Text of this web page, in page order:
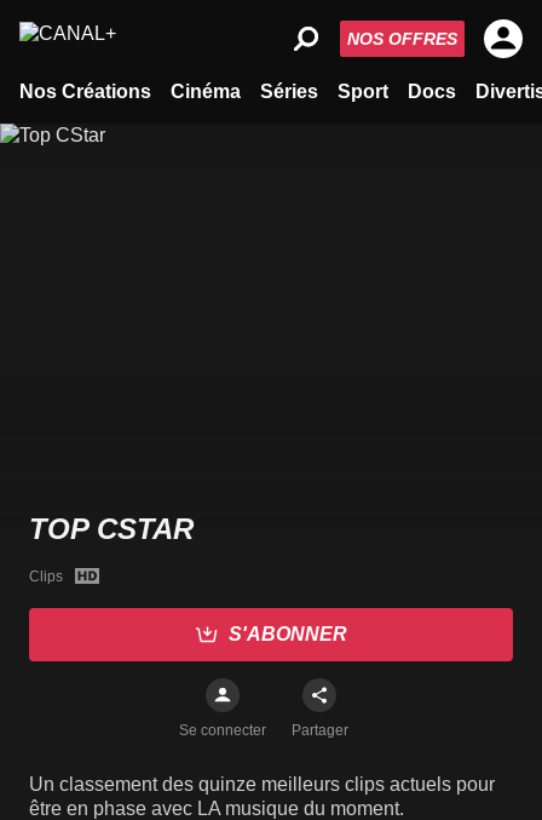
Nos Créations Cinéma Séries Sport Docs
NOS OFFRES
TOP CSTAR
Clips
S'ABONNER
Se connecter Partager
Un classement des quinze meilleurs clips actuels pour
être en phase avec LA musique du moment.